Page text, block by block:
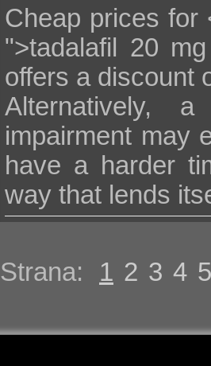
Cheap prices for
">tadalafil 20
offers a discount
Alternatively,
impairment may
have a harder
way that lends
Strana: 1 2 3 4 5